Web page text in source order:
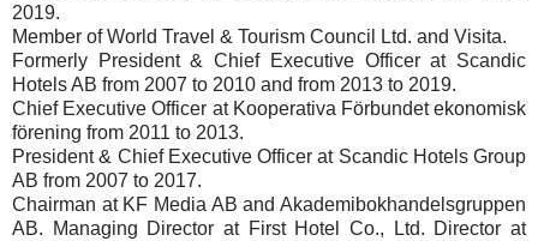
2019.
Member of World Travel & Tourism Council Ltd. and Visita.
Formerly President & Chief Executive Officer at Scandic
Hotels AB from 2007 to 2010 and from 2013 to 2019.
Chief Executive Officer at Kooperativa Förbundet ekonomisk
förening from 2011 to 2013.
President & Chief Executive Officer at Scandic Hotels Group
AB from 2007 to 2017.
Chairman at KF Media AB and Akademibokhandelsgruppen
AB. Managing Director at First Hotel Co., Ltd. Director at